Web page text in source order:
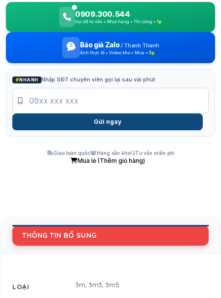
0909.300.544
Gọi để tư vấn • Mua hàng • Thi công • 1p
Báo giá Zalo/ Thanh Thanh
Ảnh thực tế • Video kho • Mua • 5p
NHANH Nhập SĐT chuyên viên gọi lại sau vài phút
Gửi ngay
Giao toàn quốc Hàng sẵn kho Tư vấn miễn phí
Mua lẻ (Thêm giỏ hàng)
THÔNG TIN BỔ SUNG
LOẠI 3m 3m3 3m5